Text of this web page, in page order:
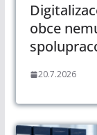
obce
20.7.2026